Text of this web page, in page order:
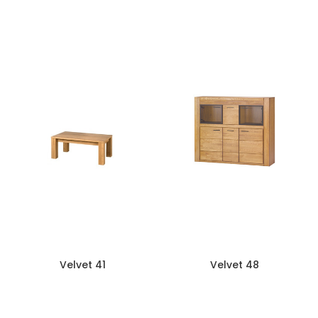
Velvet 41 Velvet 48